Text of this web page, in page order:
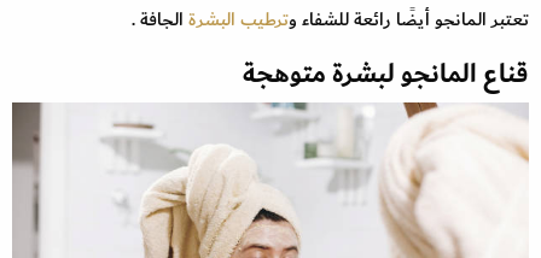
تعتبر المانجو أيضًا رائعة للشفاء وترطيب البشرةالجافة .
قناع المانجو لبشرة متوهجة